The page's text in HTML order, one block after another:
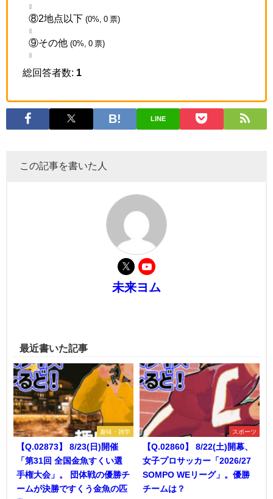
⑧2地点以下 (0%, 0 票)
⑨その他 (0%, 0 票)
総回答者数: 1
LINE
この記事を書いた人
未来ヨム
最近書いた記事
趣味・雑学
【Q.02873】 8/23(日)開催
「第31回 全国金魚すくい選
手権大会」。 団体戦の優勝チ
ームが決勝ですくう金魚の匹
スポーツ
【Q.02860】 8/22(土)開幕、
女子プロサッカー「2026/27
SOMPO WEリーグ」。優勝
チームは？